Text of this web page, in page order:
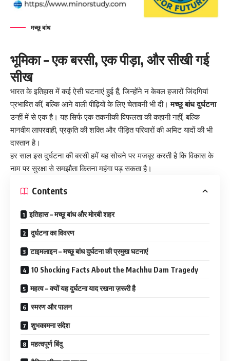
मच्छू बांध
भूमिका – एक बरसी, एक पीड़ा, और सीखी गई
सीख
भारत के इतिहास में कई ऐसी घटनाएं हुई हैं, जिन्होंने न केवल हजारों जिंदगियां
प्रभावित कीं, बल्कि आने वाली पीढ़ियों के लिए चेतावनी भी दी।मच्छू बांध दुर्घटना
उन्हीं में से एक है। यह सिर्फ एक तकनीकी विफलता की कहानी नहीं, बल्कि
मानवीय लापरवाही, प्रकृति की शक्ति और पीड़ित परिवारों की अमिट यादों की भी
दास्तान है।
हर साल इस दुर्घटना की बरसी हमें यह सोचने पर मजबूर करती है कि विकास के
नाम पर सुरक्षा से समझौता कितना महंगा पड़ सकता है।
Contents
इतिहास – मच्छू बांध और मोरबी शहर
दुर्घटना का विवरण
टाइमलाइन – मच्छू बांध दुर्घटना की प्रमुख घटनाएं
10 Shocking Facts About the Machhu Dam Tragedy
महत्व – क्यों यह दुर्घटना याद रखना ज़रूरी है
स्मरण और पालन
शुभकामना संदेश
महत्वपूर्ण बिंदु